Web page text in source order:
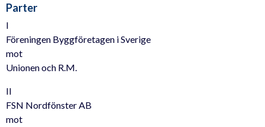
Parter
I
Föreningen Byggföretagen i Sverige
mot
Unionen och R.M.
II
FSN Nordfönster AB
mot